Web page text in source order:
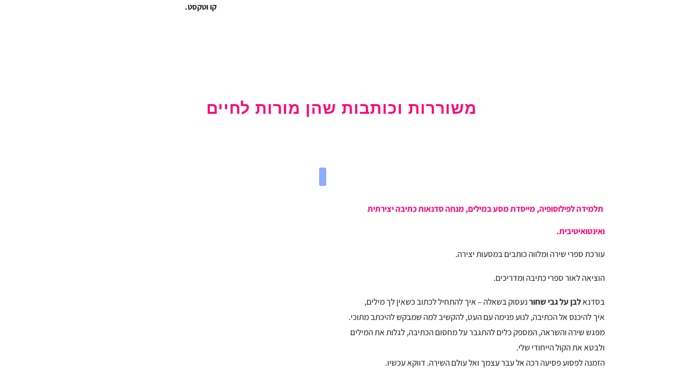
קו וטקסט.
משוררות וכותבות שהן מורות לחיים
תלמידה לפילוסופיה, מייסדת מסע במילים, מנחה סדנאות כתיבה יצירתית
ואינטואיטיבית.
עורכת ספרי שירה ומלווה כותבים במסעות יצירה.
הוציאה לאור ספרי כתיבה ומדריכים.
בסדנאלבן על גבי שחורנעסוק בשאלה – איך להתחיל לכתוב כשאין לך מילים,
איך להיכנס אל הכתיבה, לנוע פנימה עם העט, להקשיב למה שמבקש להיכתב מתוכי.
מפגש שירה והשראה, המספק כלים להתגבר על מחסום הכתיבה, לגלות את המילים
ולבטא את הקול הייחודי שלי.
הזמנה לפסוע פסיעה רכה אל עבר עצמך ואל עולם השירה. דווקא עכשיו.